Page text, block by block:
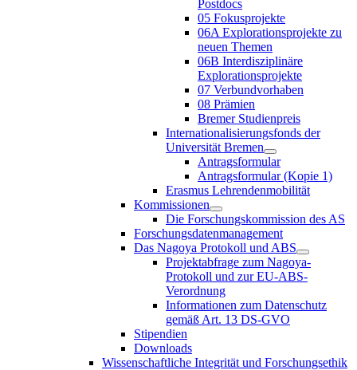
Postdocs
05 Fokusprojekte
06A Explorationsprojekte zu
neuen Themen
06B Interdisziplinäre
Explorationsprojekte
07 Verbundvorhaben
08 Prämien
Bremer Studienpreis
Internationalisierungsfonds der
Universität Bremen
Antragsformular
Antragsformular (Kopie 1)
Erasmus Lehrendenmobilität
Kommissionen
Die Forschungskommission des AS
Forschungsdatenmanagement
Das Nagoya Protokoll und ABS
Projektabfrage zum Nagoya-
Protokoll und zur EU-ABS-
Verordnung
Informationen zum Datenschutz
gemäß Art. 13 DS-GVO
Stipendien
Downloads
Wissenschaftliche Integrität und Forschungsethik